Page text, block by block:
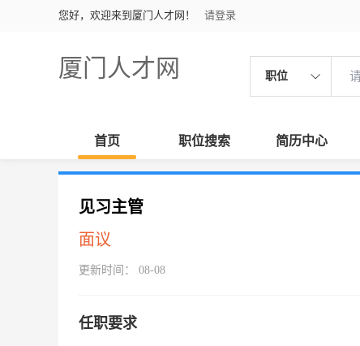
您好，欢迎来到厦门人才网！ 请登录
厦门人才网 职位
首页 职位搜索 简历中心
见习主管
面议
更新时间： 08-08
任职要求